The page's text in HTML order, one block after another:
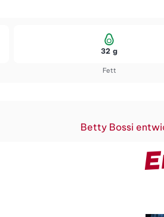
Fett
32 g
Betty Bossi